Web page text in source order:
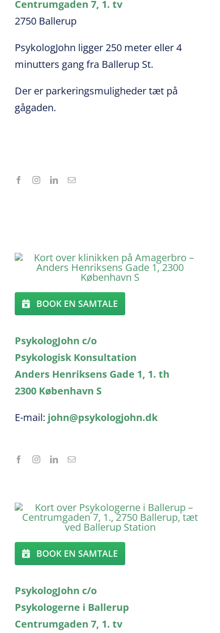
Centrumgaden 7, 1. tv
2750 Ballerup
PsykologJohn ligger 250 meter eller 4
minutters gang fra Ballerup St.
Der er parkeringsmuligheder tæt på
gågaden.
BOOK EN SAMTALE
PsykologJohn c/o
Psykologisk Konsultation
Anders Henriksens Gade 1, 1. th
2300 København S
E-mail: john@psykologjohn.dk
BOOK EN SAMTALE
PsykologJohn c/o
Psykologerne i Ballerup
Centrumgaden 7, 1. tv